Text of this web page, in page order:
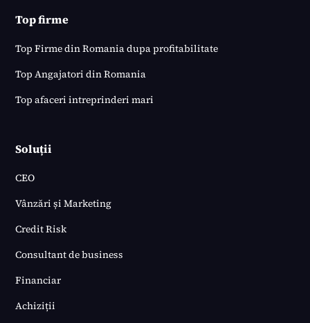
Top firme
Top Firme din Romania dupa profitabilitate
Top Angajatori din Romania
Top afaceri intreprinderi mari
Soluții
CEO
Vânzări și Marketing
Credit Risk
Consultant de business
Financiar
Achiziții